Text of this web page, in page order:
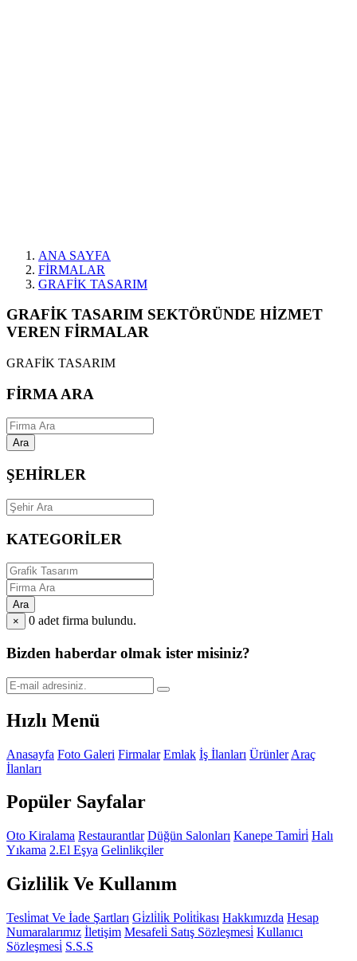
ANA SAYFA
FİRMALAR
GRAFİK TASARIM
GRAFİK TASARIM SEKTÖRÜNDE HİZMET
VEREN FİRMALAR
GRAFİK TASARIM
FİRMA ARA
Ara
ŞEHİRLER
KATEGORİLER
Ara
×
0 adet firma bulundu.
Bizden haberdar olmak ister misiniz?
Hızlı Menü
Anasayfa Foto Galeri Firmalar Emlak İş İlanları Ürünler Araç
İlanları
Popüler Sayfalar
Oto Kiralama Restaurantlar Düğün Salonları Kanepe Tami̇ri̇ Halı
Yıkama 2.El Eşya Gelinlikçiler
Gizlilik Ve Kullanım
Tesli̇mat Ve İade Şartları Gi̇zli̇li̇k Poli̇ti̇kası Hakkımızda Hesap
Numaralarımız İletişim Mesafeli̇ Satış Sözleşmesi̇ Kullanıcı
Sözleşmesi̇ S.S.S